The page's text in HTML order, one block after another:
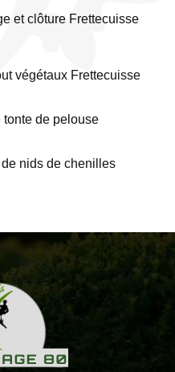
et clôture Frettecuisse
végétaux Frettecuisse
de pelouse
nids de chenilles